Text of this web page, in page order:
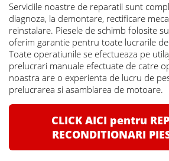
Serviciile noastre de reparatii sunt
diagnoza, la demontare, rectificare
reinstalare. Piesele de schimb folosite
oferim garantie pentru toate lucrarile
Toate operatiunile se efectueaza pe
prelucrari manuale efectuate de catre
noastra are o experienta de lucru de
prelucrarea si asamblarea de motoare.
CLICK AICI pentru
RECONDITIONARI